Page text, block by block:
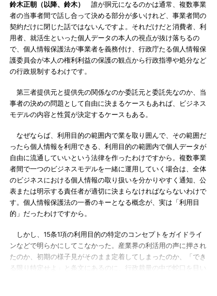
鈴木正朝（以降、鈴木）
誰が胴元になるのかは通常、複数事業
者の当事者間で話し合って決める部分が多いけれど、事業者間の
契約だけに閉じた話ではないんですよ。それだけだと消費者、利
用者、就活生といった個人データの本人の視点が抜け落ちるの
で、個人情報保護法が事業者を義務付け、行政庁たる個人情報保
護委員会が本人の権利利益の保護の観点から行政指導や処分など
の行政規制するわけです。
第三者提供元と提供先の関係なのか委託元と委託先なのか、当
事者の決めの問題として自由に決まるケースもあれば、ビジネス
モデルの内容と性質が決定するケースもある。
なぜならば、利用目的の範囲内で業を取り囲んで、その範囲だ
ったら個人情報を利用できる、利用目的の範囲内で個人データが
自由に流通していいという法律を作ったわけですから。複数事業
者間で一つのビジネスモデルを一緒に運用していく場合は、全体
のビジネスにおける個人情報の取り扱いを分かりやすく通知、公
表または明示する責任者が適切に決まらなければならないわけで
す。個人情報保護法の一番のキーとなる概念が、実は「利用目
的」だったわけですから。
しかし、15条1項の利用目的の特定のコンセプトをガイドライ
ンなどで明らかにしてこなかった。産業界の利活用の声に押され
たのか、初期の様子見がそのまま定着してしまったのか、「でき
る限り特定せよ」と条文にあるのに、行政裁量の中で蛇口を目い